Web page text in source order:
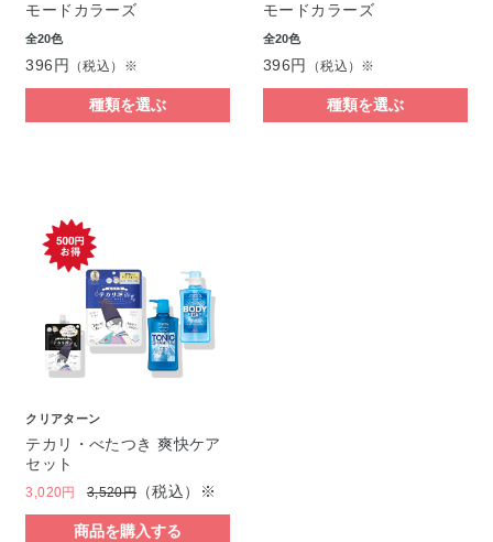
モードカラーズ
全20色
396円 （税込）※
種類を選ぶ
モードカラーズ
全20色
396円 （税込）※
種類を選ぶ
クリアターン
テカリ・べたつき 爽快ケア
セット
3,020円 3,520円 （税込）※
商品を購入する